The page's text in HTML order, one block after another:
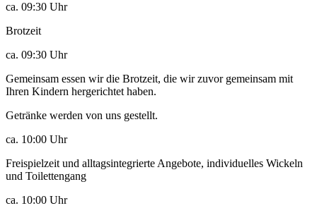
ca. 09:30 Uhr
Brotzeit
ca. 09:30 Uhr
Gemeinsam essen wir die Brotzeit, die wir zuvor gemeinsam mit
Ihren Kindern hergerichtet haben.
Getränke werden von uns gestellt.
ca. 10:00 Uhr
Freispielzeit und alltagsintegrierte Angebote, individuelles Wickeln
und Toilettengang
ca. 10:00 Uhr